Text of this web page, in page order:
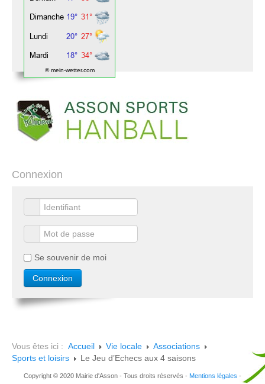
© mein-wetter.com
Connexion
Se souvenir de moi
Vous êtes ici : Accueil Vie locale
Associations
Sports et loisirs
Le Jeu d’Echecs aux 4 saisons
Copyright © 2020 Mairie d'Asson - Tous droits réservés - Mentions légales -